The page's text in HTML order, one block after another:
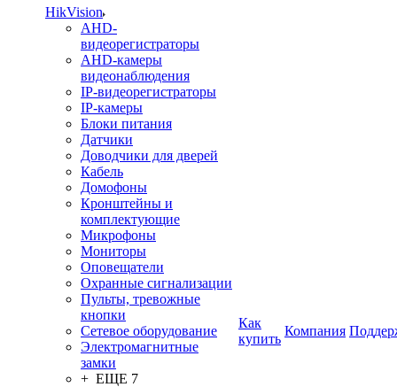
HikVision
AHD-
видеорегистраторы
AHD-камеры
видеонаблюдения
IP-видеорегистраторы
IP-камеры
Блоки питания
Датчики
Доводчики для дверей
Кабель
Домофоны
Кронштейны и
комплектующие
Микрофоны
Мониторы
Оповещатели
Охранные сигнализации
Пульты, тревожные
кнопки
Сетевое оборудование
Электромагнитные
замки
+ ЕЩЕ 7
Как
купить
Компания